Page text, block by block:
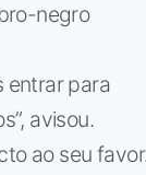
negro
entrar para
avisou.
ao seu